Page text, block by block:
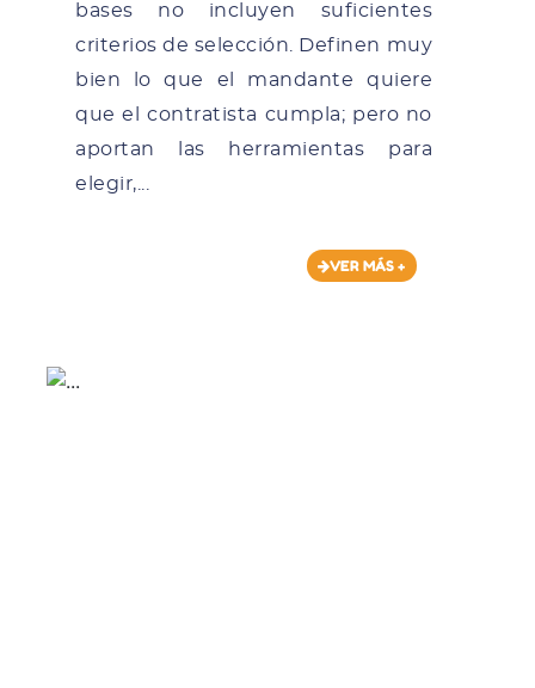
bases no incluyen suficientes
criterios de selección. Definen muy
bien lo que el mandante quiere
que el contratista cumpla; pero no
aportan las herramientas para
elegir,...
VER MÁS +